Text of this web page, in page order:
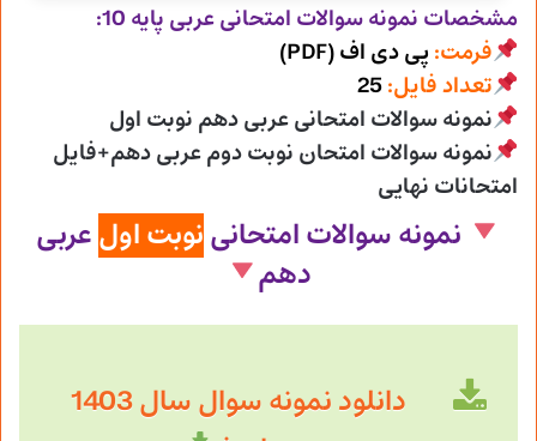
مشخصات نمونه سوالات امتحانیعربی پایه 10:
فرمت: پی دی اف (PDF)
تعداد فایل:25
نمونه سوالات امتحانی عربی دهم نوبت اول
نمونه سوالات امتحان نوبت دوم عربی دهم+فایل
امتحانات نهایی
نمونه سوالات امتحانینوبت اولعربی
دهم
دانلود نمونه سوال سال 1403